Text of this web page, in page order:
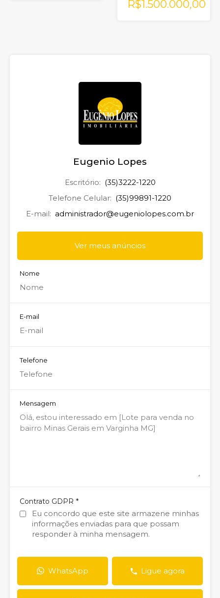
R$1.500.000,00
Eugenio Lopes
Escritório: (35)3222-1220
Telefone Celular: (35)99891-1220
E-mail: administrador@eugeniolopes.com.br
Ver meus anúncios
Nome
E-mail
Telefone
Mensagem
Contrato GDPR *
Eu concordo que este site armazene minhas
informações enviadas para que possam
responder à minha mensagem.
WhatsApp Ligue agora